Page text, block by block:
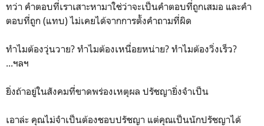
ทว่า คำตอบที่เราเสาะหามาใช่ว่าจะเป็นคำตอบที่ถูกเสมอ และคำ
ตอบที่ถูก (แทบ) ไม่เคยได้จากการตั้งคำถามที่ผิด
ทำไมต้องวุ่นวาย? ทำไมต้องเหนื่อยหน่าย? ทำไมต้องวิ่งเร็ว?
...ฯลฯ
ยิ่งถ้าอยู่ในสังคมที่ขาดพร่องเหตุผล ปรัชญายิ่งจำเป็น
เอาล่ะ คุณไม่จำเป็นต้องชอบปรัชญา แต่คุณเป็นนักปรัชญาได้